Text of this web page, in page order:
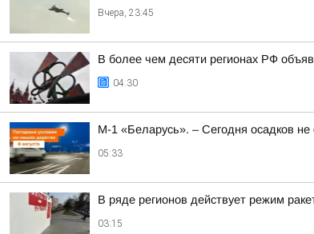
Вчера, 23:45
В более чем десяти регионах РФ
04:30
М-1 «Беларусь». – Сегодня осадков не
05:33
В ряде регионов действует режим
03:15